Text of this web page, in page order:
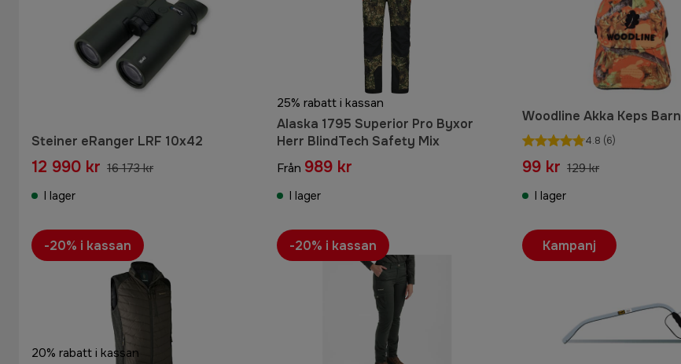
Steiner eRanger LRF 10x42
12 990 kr 16 173 kr
I lager
25% rabatt i kassan
Alaska 1795 Superior Pro Byxor
Herr BlindTech Safety Mix
Från 989 kr
I lager
Woodline Akka Keps Barn
4.8 (6)
99 kr 129 kr
I lager
20% rabatt i kassan
-20% i kassan -20% i kassan Kampanj